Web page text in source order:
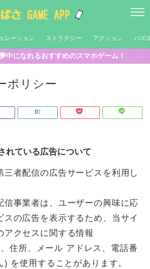
レーション ストラテジー アクション パズ
中になれるおすすめのスマホゲーム！
ポリシー
れている広告について
三者配信の広告サービスを利用し
信事業者は、ユーザーの興味に応
スの広告を表示するため、当サイ
アクセスに関する情報
住所、メール アドレス、電話番
を使用することがあります。